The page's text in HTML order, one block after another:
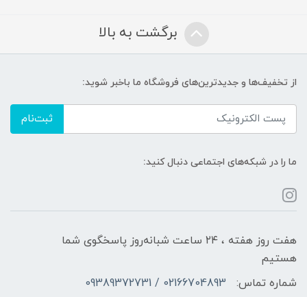
برگشت به بالا
از تخفیف‌ها و جدیدترین‌های فروشگاه ما باخبر شوید:
ثبت‌نام
ما را در شبکه‌های اجتماعی دنبال کنید:
هفت روز هفته ، ۲۴ ساعت شبانه‌روز پاسخگوی شما
هستیم
شماره تماس:
02166704893 / 09389372731